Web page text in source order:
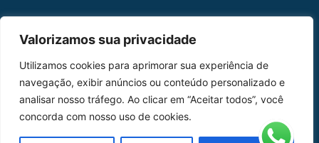
Valorizamos sua privacidade
Utilizamos cookies para aprimorar sua experiência de
navegação, exibir anúncios ou conteúdo personalizado e
analisar nosso tráfego. Ao clicar em “Aceitar todos”, você
concorda com nosso uso de cookies.
Peças
Catálogo de Aplicações